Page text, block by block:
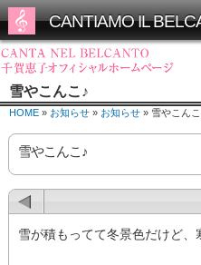
雪やこんこ♪
HOME » お知らせ » お知らせ » 雪やこん
雪やこんこ♪
雪が積もってて冬景色だけど、